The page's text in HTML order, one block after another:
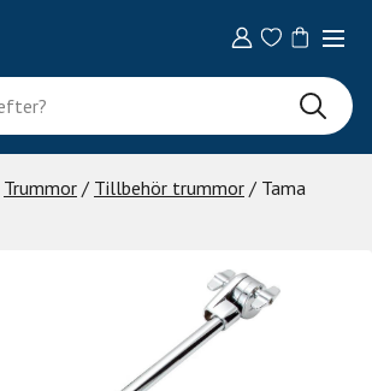
Trummor / Tillbehör trummor / Tama